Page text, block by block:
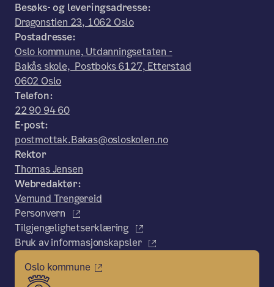
Besøks- og leveringsadresse:
Dragonstien 23, 1062 Oslo
Postadresse:
Oslo kommune, Utdanningsetaten -
Bakås skole, Postboks 6127, Etterstad
0602 Oslo
Telefon:
22 90 94 60
E-post:
postmottak.Bakas@osloskolen.no
Rektor
Thomas Jensen
Webredaktør:
Vemund Trengereid
Personvern
Tilgjengelighetserklæring
Bruk av informasjonskapsler
Oslo kommune